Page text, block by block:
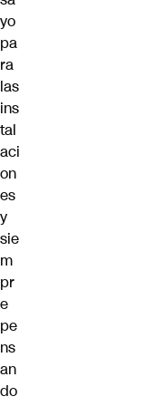
yo
pa
ra
las
ins
tal
aci
on
es
y
sie
m
pr
e
pe
ns
an
do